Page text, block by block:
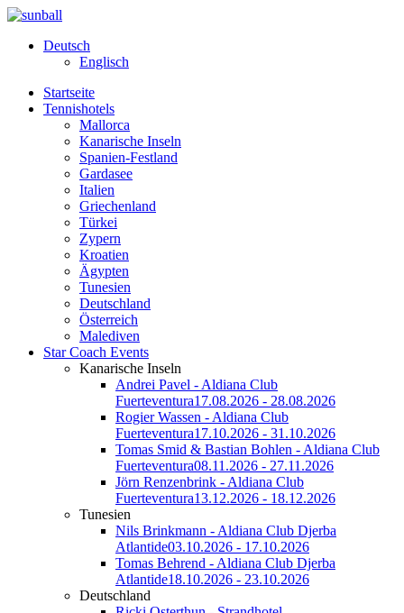
Deutsch
Englisch
Startseite
Tennishotels
Mallorca
Kanarische Inseln
Spanien-Festland
Gardasee
Italien
Griechenland
Türkei
Zypern
Kroatien
Ägypten
Tunesien
Deutschland
Österreich
Malediven
Star Coach Events
Kanarische Inseln
Andrei Pavel - Aldiana Club
Fuerteventura17.08.2026 - 28.08.2026
Rogier Wassen - Aldiana Club
Fuerteventura17.10.2026 - 31.10.2026
Tomas Smid & Bastian Bohlen - Aldiana Club
Fuerteventura08.11.2026 - 27.11.2026
Jörn Renzenbrink - Aldiana Club
Fuerteventura13.12.2026 - 18.12.2026
Tunesien
Nils Brinkmann - Aldiana Club Djerba
Atlantide03.10.2026 - 17.10.2026
Tomas Behrend - Aldiana Club Djerba
Atlantide18.10.2026 - 23.10.2026
Deutschland